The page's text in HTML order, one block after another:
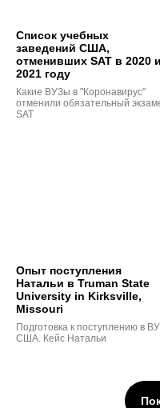
Список учебных
заведений США,
отменивших SAT в 2020 и
2021 году
Какие ВУЗы в "Коронавирус"
отменили обязательный
SAT
Опыт поступления
Натальи в Truman State
University in Kirksville,
Missouri
Подготовка к поступлению в
США. Кейс Натальи